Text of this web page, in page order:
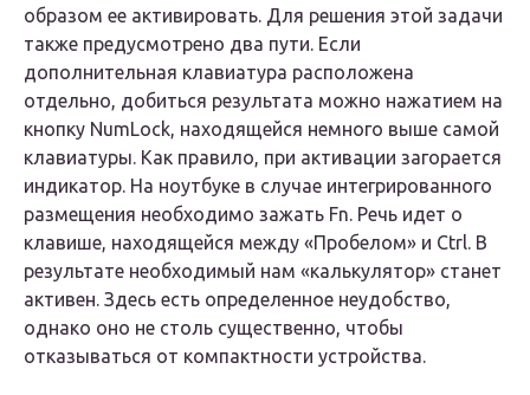
образом ее активировать. Для решения этой задачи
также предусмотрено два пути. Если
дополнительная клавиатура расположена
отдельно, добиться результата можно нажатием на
кнопку NumLock, находящейся немного выше самой
клавиатуры. Как правило, при активации загорается
индикатор. На ноутбуке в случае интегрированного
размещения необходимо зажать Fn. Речь идет о
клавише, находящейся между «Пробелом» и Ctrl. В
результате необходимый нам «калькулятор» станет
активен. Здесь есть определенное неудобство,
однако оно не столь существенно, чтобы
отказываться от компактности устройства.